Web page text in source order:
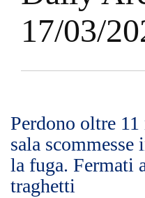
17/03/
Perdono oltre
sala scommesse
la fuga. Fermati
traghetti